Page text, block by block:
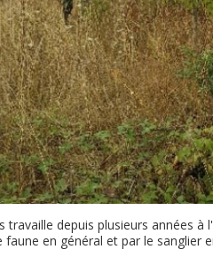
travaille depuis plusieurs années
en général et par le sanglier